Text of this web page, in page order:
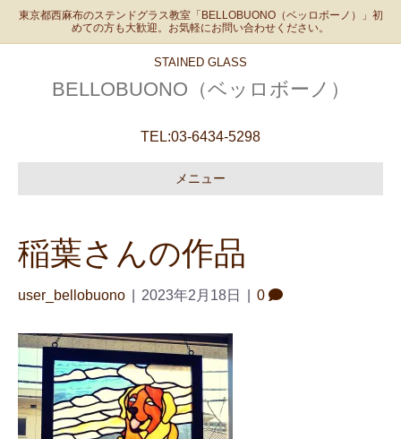
東京都西麻布のステンドグラス教室「BELLOBUONO（ベッロボーノ）」初
めての方も大歓迎。お気軽にお問い合わせください。
STAINED GLASS
BELLOBUONO（ベッロボーノ）
TEL:03-6434-5298
メニュー
稲葉さんの作品
user_bellobuono 2023年2月18日 0